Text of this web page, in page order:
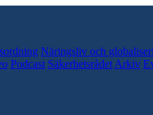
Näringsliv och
Podcast Säkerhetsrådet Arkiv